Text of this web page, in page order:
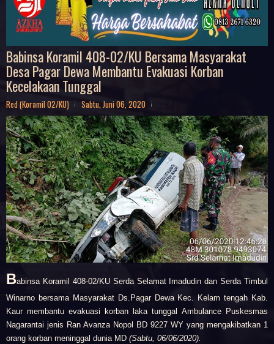
Babinsa Koramil 408-02/KU Bersama Masyarakat
Desa Pagar Dewa Membantu Evakuasi Korban
Kecelakaan Tunggal
Red (Koramil 02/KU) Sabtu, Juni 06, 2020
Babinsa Koramil 408-02/KU Serda Selamat Imadudin dan Serda Timbul
Winarno bersama Masyarakat Ds.Pagar Dewa Kec. Kelam tengah Kab.
Kaur membantu evakuasi korban laka tunggal Ambulance Puskesmas
Nagarantai jenis Ran Avanza Nopol BD 9227 WY yang mengakibatkan 1
orang korban meninggal dunia MD (Sabtu, 06/06/2020).